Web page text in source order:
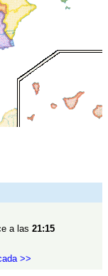
a las 21:15
>>